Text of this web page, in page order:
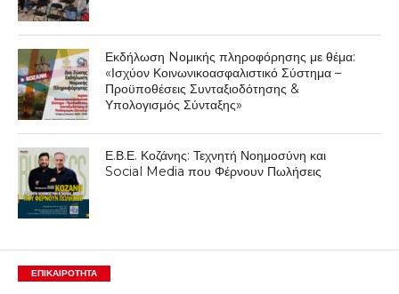
Εκδήλωση Nομικής πληροφόρησης με θέμα:
«Ισχύον Κοινωνικοασφαλιστικό Σύστημα –
Προϋποθέσεις Συνταξιοδότησης &
Υπολογισμός Σύνταξης»
Ε.Β.Ε. Κοζάνης: Τεχνητή Νοημοσύνη και
Social Media που Φέρνουν Πωλήσεις
ΕΠΙΚΑΙΡΟΤΗΤΑ